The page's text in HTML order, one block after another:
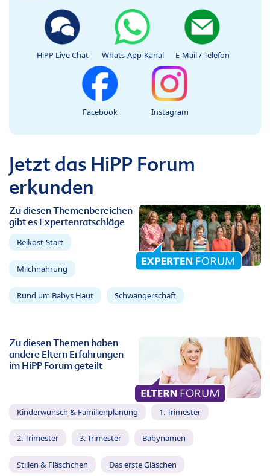
HiPP Live Chat Whats-App-Kanal E-Mail / Telefon
Facebook Instagram
Jetzt das HiPP Forum
erkunden
Zu diesen Themenbereichen
gibt es Expertenratschläge
Beikost-Start
Milchnahrung
Rund um Babys Haut Schwangerschaft
Zu diesen Themen haben
andere Eltern Erfahrungen
im HiPP Forum geteilt
Kinderwunsch & Familienplanung 1. Trimester
2. Trimester 3. Trimester Babynamen
Stillen & Fläschchen Das erste Gläschen